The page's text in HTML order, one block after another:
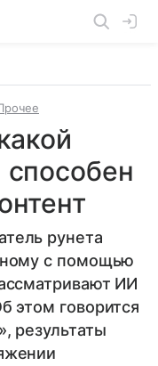
рунета
с помощью
ИИ
этом говорится
результаты